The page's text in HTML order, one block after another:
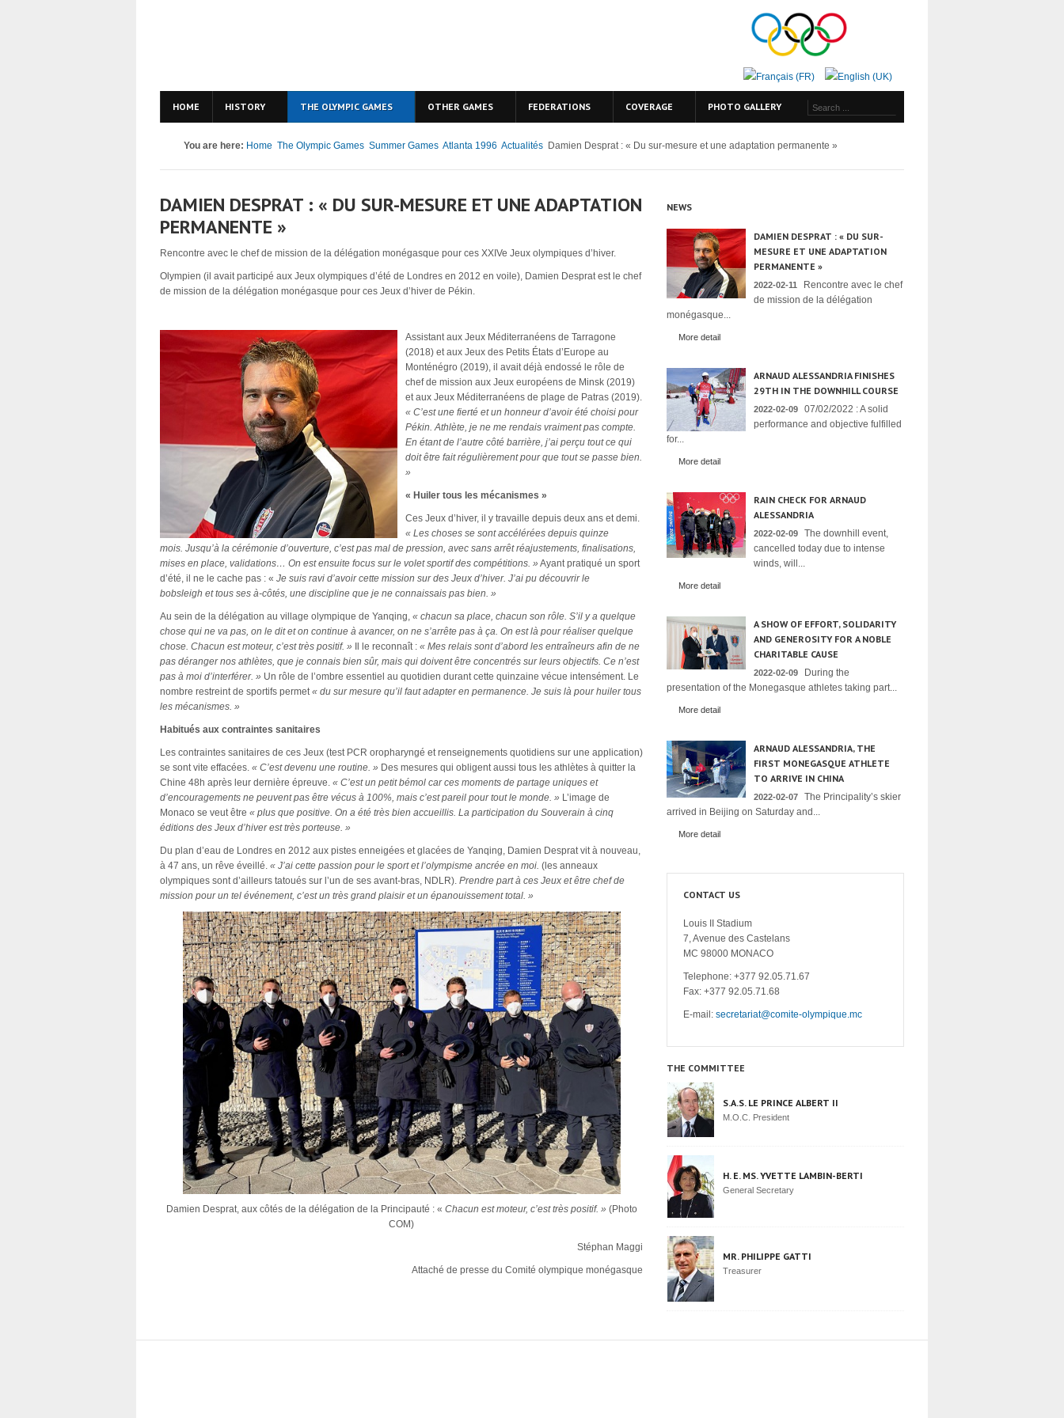
HOME HISTORY THE OLYMPIC GAMES OTHER GAMES FEDERATIONS COVERAGE PHOTO GALLERY
You are here: Home The Olympic Games Summer Games Atlanta 1996 Actualités Damien Desprat : « Du sur-mesure et une adaptation permanente »
DAMIEN DESPRAT : « DU SUR-MESURE ET UNE ADAPTATION
PERMANENTE »
Rencontre avec le chef de mission de la délégation monégasque pour ces XXIVe Jeux olympiques d’hiver.
Olympien (il avait participé aux Jeux olympiques d’été de Londres en 2012 en voile), Damien Desprat est le chef
de mission de la délégation monégasque pour ces Jeux d’hiver de Pékin.
Assistant aux Jeux Méditerranéens de Tarragone
(2018) et aux Jeux des Petits États d’Europe au
Monténégro (2019), il avait déjà endossé le rôle de
chef de mission aux Jeux européens de Minsk (2019)
et aux Jeux Méditerranéens de plage de Patras (2019).
« C’est une fierté et un honneur d’avoir été choisi pour
Pékin. Athlète, je ne me rendais vraiment pas compte.
En étant de l’autre côté barrière, j’ai perçu tout ce qui
doit être fait régulièrement pour que tout se passe bien.
»
« Huiler tous les mécanismes »
Ces Jeux d’hiver, il y travaille depuis deux ans et demi.
« Les choses se sont accélérées depuis quinze
mois. Jusqu’à la cérémonie d’ouverture, c’est pas mal de pression, avec sans arrêt réajustements, finalisations,
mises en place, validations… On est ensuite focus sur le volet sportif des compétitions. » Ayant pratiqué un sport
d’été, il ne le cache pas : « Je suis ravi d’avoir cette mission sur des Jeux d’hiver. J’ai pu découvrir le
bobsleigh et tous ses à-côtés, une discipline que je ne connaissais pas bien. »
Au sein de la délégation au village olympique de Yanqing, « chacun sa place, chacun son rôle. S’il y a quelque
chose qui ne va pas, on le dit et on continue à avancer, on ne s’arrête pas à ça. On est là pour réaliser quelque
chose. Chacun est moteur, c’est très positif. »
Il le reconnaît : « Mes relais sont d’abord les entraîneurs afin de ne
pas déranger nos athlètes, que je connais bien sûr, mais qui doivent être concentrés sur leurs objectifs. Ce n’est
pas à moi d’interférer. » Un rôle de l’ombre essentiel au quotidien durant cette quinzaine vécue intensément. Le
nombre restreint de sportifs permet« du sur mesure qu’il faut adapter en permanence. Je suis là pour huiler tous
les mécanismes. »
Habitués aux contraintes sanitaires
Les contraintes sanitaires de ces Jeux (test PCR oropharyngé et renseignements quotidiens sur une application)
se sont vite effacées. « C’est devenu une routine. » Des mesures qui obligent aussi tous les athlètes à quitter la
Chine 48h après leur dernière épreuve. « C’est un petit bémol car ces moments de partage uniques et
d’encouragements ne peuvent pas être vécus à 100%, mais c’est pareil pour tout le monde. » L’image de
Monaco se veut être « plus que positive. On a été très bien accueillis. La participation du Souverain à cinq
éditions des Jeux d’hiver est très porteuse. »
Du plan d’eau de Londres en 2012 aux pistes enneigées et glacées de Yanqing, Damien Desprat vit à nouveau,
à 47 ans, un rêve éveillé. « J’ai cette passion pour le sport et l’olympisme ancrée en moi. (les anneaux
olympiques sont d’ailleurs tatoués sur l’un de ses avant-bras, NDLR). Prendre part à ces Jeux et être chef de
mission pour un tel événement, c’est un très grand plaisir et un épanouissement total. »
Damien Desprat, aux côtés de la délégation de la Principauté : « Chacun est moteur, c’est très positif. » (Photo
COM)
Stéphan Maggi
Attaché de presse du Comité olympique monégasque
NEWS
DAMIEN DESPRAT : « DU SUR-
MESURE ET UNE ADAPTATION
PERMANENTE »
2022-02-11
Rencontre avec le chef
de mission de la délégation
monégasque...
More detail
ARNAUD ALESSANDRIA FINISHES
29TH IN THE DOWNHILL COURSE
2022-02-09
07/02/2022 : A solid
performance and objective fulfilled
for...
More detail
RAIN CHECK FOR ARNAUD
ALESSANDRIA
2022-02-09
The downhill event,
cancelled today due to intense
winds, will...
More detail
A SHOW OF EFFORT, SOLIDARITY
AND GENEROSITY FOR A NOBLE
CHARITABLE CAUSE
2022-02-09
During the
presentation of the Monegasque athletes taking part...
More detail
ARNAUD ALESSANDRIA, THE
FIRST MONEGASQUE ATHLETE
TO ARRIVE IN CHINA
2022-02-07
The Principality’s skier
arrived in Beijing on Saturday and...
More detail
CONTACT US
Louis II Stadium
7, Avenue des Castelans
MC 98000 MONACO
Telephone: +377 92.05.71.67
Fax: +377 92.05.71.68
E-mail: secretariat@comite-olympique.mc
THE COMMITTEE
S.A.S. LE PRINCE ALBERT II
M.O.C. President
H. E. MS. YVETTE LAMBIN-BERTI
General Secretary
MR. PHILIPPE GATTI
Treasurer